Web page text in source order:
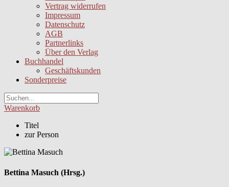
Vertrag widerrufen
Impressum
Datenschutz
AGB
Partnerlinks
Über den Verlag
Buchhandel
Geschäftskunden
Sonderpreise
Warenkorb
Titel
zur Person
Bettina Masuch (Hrsg.)